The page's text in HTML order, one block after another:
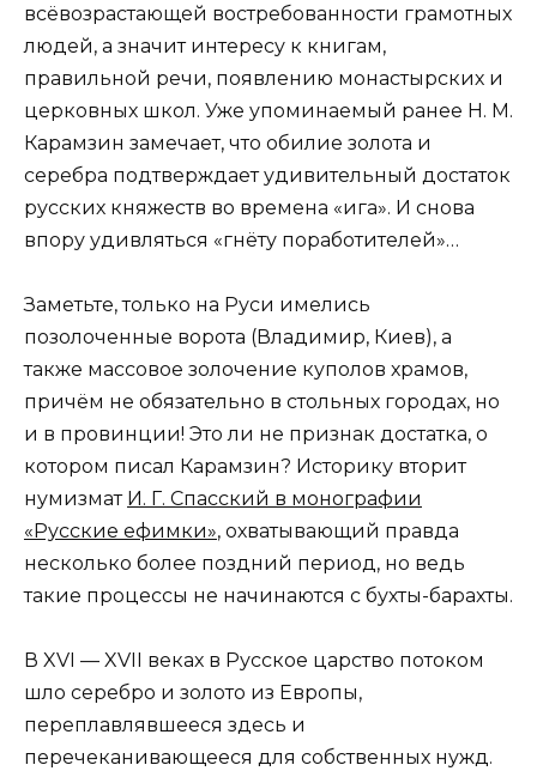
всёвозрастающей востребованности грамотных
людей, а значит интересу к книгам,
правильной речи, появлению монастырских и
церковных школ. Уже упоминаемый ранее Н. М.
Карамзин замечает, что обилие золота и
серебра подтверждает удивительный достаток
русских княжеств во времена «ига». И снова
впору удивляться «гнёту поработителей»…
Заметьте, только на Руси имелись
позолоченные ворота (Владимир, Киев), а
также массовое золочение куполов храмов,
причём не обязательно в стольных городах, но
и в провинции! Это ли не признак достатка, о
котором писал Карамзин? Историку вторит
нумизмат И. Г. Спасский в монографии
«Русские ефимки», охватывающий правда
несколько более поздний период, но ведь
такие процессы не начинаются с бухты-барахты.
В XVI — XVII веках в Русское царство потоком
шло серебро и золото из Европы,
переплавлявшееся здесь и
перечеканивающееся для собственных нужд.